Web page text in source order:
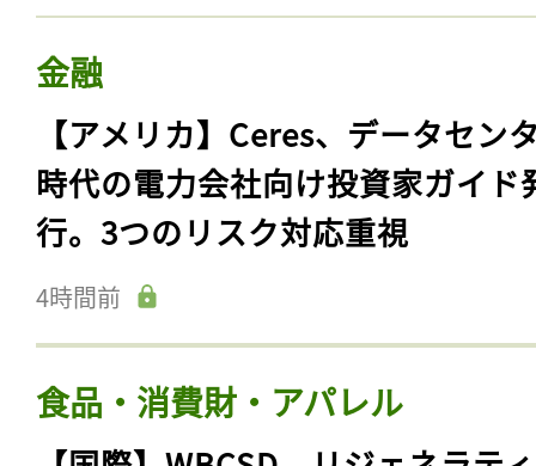
投資加速。米国では天然ガスシフ
連邦政府と和解
1時間前
金融
【アメリカ】Ceres、データセン
時代の電力会社向け投資家ガイド
行。3つのリスク対応重視